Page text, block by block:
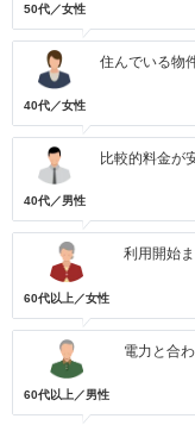
50代／女性
40代／女性
住んでいる物
40代／男性
比較的料金が
60代以上／女性
利用開始
60代以上／男性
電力と合